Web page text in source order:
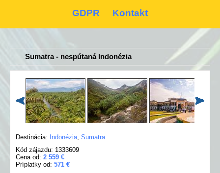
GDPR Kontakt
Sumatra - nespútaná Indonézia
Destinácia: Indonézia, Sumatra
Kód zájazdu: 1333609
Cena od: 2 559 €
Príplatky od: 571 €